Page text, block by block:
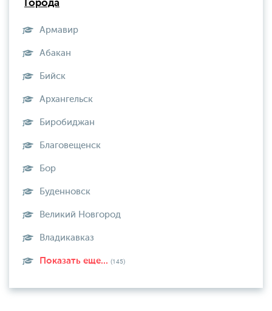
Города
Армавир
Абакан
Бийск
Архангельск
Биробиджан
Благовещенск
Бор
Буденновск
Великий Новгород
Владикавказ
Показать еще... (145)